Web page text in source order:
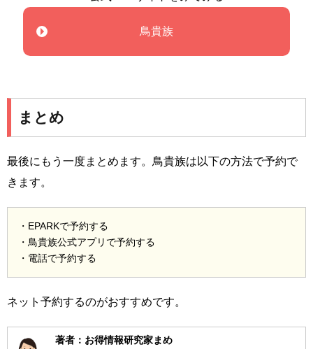
鳥貴族
まとめ
最後にもう一度まとめます。鳥貴族は以下の方法で予約で
きます。
・EPARKで予約する
・鳥貴族公式アプリで予約する
・電話で予約する
ネット予約するのがおすすめです。
著者：お得情報研究家まめ